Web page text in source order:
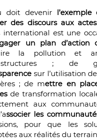
doit devenir
des discours aux actes
international est une
un plan d’action
la pollution et
; de
sur l’utilisation
; de mettre en
de transformation
aux
ssocier les
pour que les
aux réalités du